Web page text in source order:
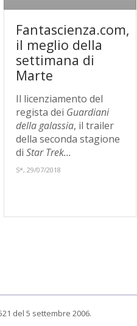
Fantascienza.com,
il meglio della
settimana di
Marte
Il licenziamento del
regista dei Guardiani
della galassia, il trailer
della seconda stagione
diStar Trek...
S*, 29/07/2018
del 5 settembre 2006.